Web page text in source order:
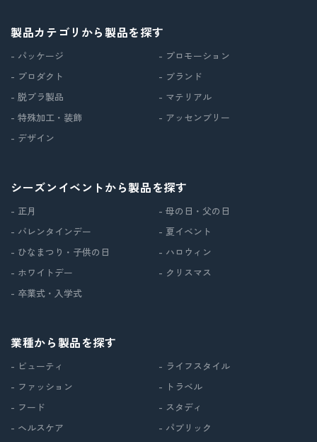
製品カテゴリから製品を探す
- パッケージ
- プロダクト
- 脱プラ製品
- 特殊加工・装飾
- デザイン
- プロモーション
- ブランド
- マテリアル
- アッセンブリー
シーズンイベントから製品を探す
- 正月
- バレンタインデー
- ひなまつり・子供の日
- ホワイトデー
- 卒業式・入学式
- 母の日・父の日
- 夏イベント
- ハロウィン
- クリスマス
業種から製品を探す
- ビューティ
- ファッション
- フード
- ヘルスケア
- ライフスタイル
- トラベル
- スタディ
- パブリック